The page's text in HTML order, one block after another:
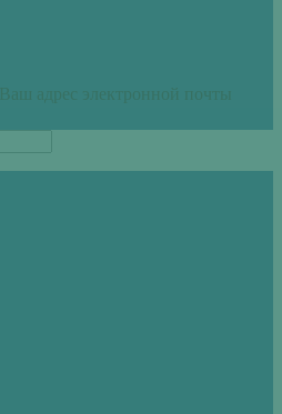
Ваш адрес электронной почты